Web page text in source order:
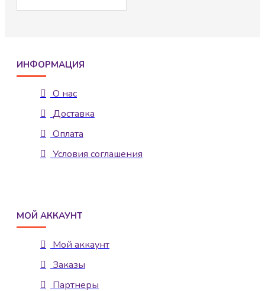
ИНФОРМАЦИЯ
О нас
Доставка
Оплата
Условия соглашения
МОЙ АККАУНТ
Мой аккаунт
Заказы
Партнеры